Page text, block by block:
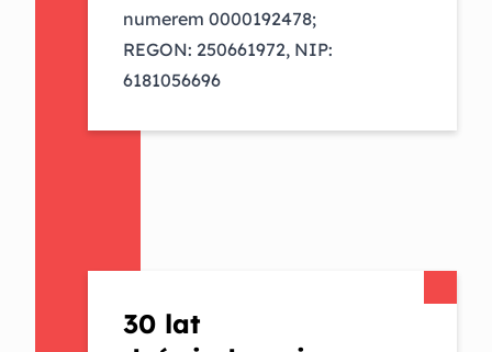
numerem 0000192478;
REGON: 250661972, NIP:
6181056696
30 lat